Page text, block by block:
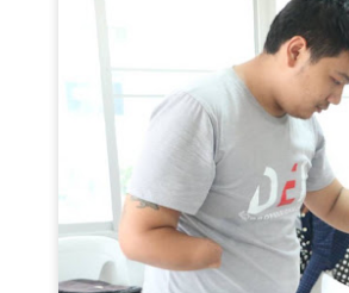
AUG
3
ศธ. เปิดฉากการปร
เคลื่อนกรอบคุณวุฒิ
การศึกษาภูมิภาค